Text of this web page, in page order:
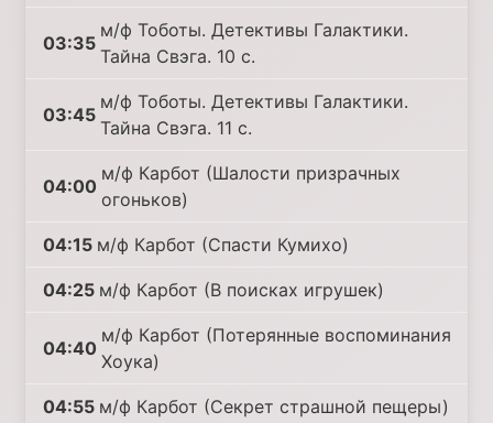
03:35
м/ф Тоботы. Детективы Галактики.
Тайна Свэга. 10 с.
03:45
м/ф Тоботы. Детективы Галактики.
Тайна Свэга. 11 с.
04:00
м/ф Карбот (Шалости призрачных
огоньков)
04:15 м/ф Карбот (Спасти Кумихо)
04:25 м/ф Карбот (В поисках игрушек)
04:40
м/ф Карбот (Потерянные воспоминания
Хоука)
04:55 м/ф Карбот (Секрет страшной пещеры)